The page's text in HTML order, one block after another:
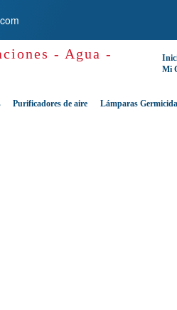
Mi
Purificadores de aire Lámparas